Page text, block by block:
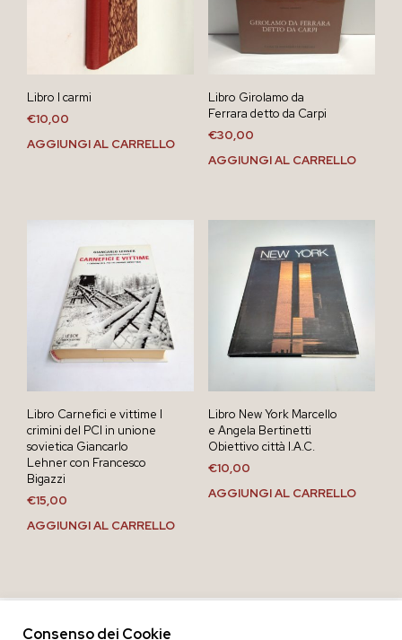
Libro I carmi
€10,00
AGGIUNGI AL CARRELLO
Libro Girolamo da
Ferrara detto da Carpi
€30,00
AGGIUNGI AL CARRELLO
Libro Carnefici e vittime I
crimini del PCI in unione
sovietica Giancarlo
Lehner con Francesco
Bigazzi
€15,00
AGGIUNGI AL CARRELLO
Libro New York Marcello
e Angela Bertinetti
Obiettivo città I.A.C.
€10,00
AGGIUNGI AL CARRELLO
Consenso dei Cookie